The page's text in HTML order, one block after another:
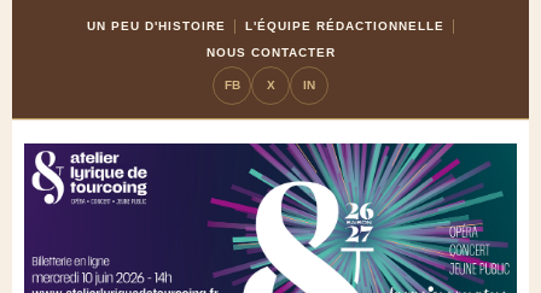
UN PEU D'HISTOIRE
L'ÉQUIPE RÉDACTIONNELLE
NOUS CONTACTER
FB X IN